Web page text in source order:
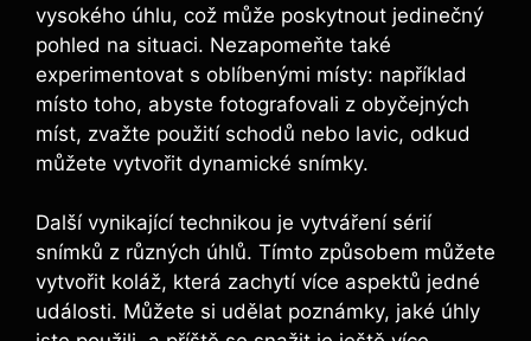
vysokého úhlu, což může poskytnout jedinečný
pohled na situaci. Nezapomeňte také
experimentovat s oblíbenými místy: například
místo toho, abyste fotografovali z obyčejných
míst, zvažte použití schodů nebo lavic, odkud
můžete vytvořit dynamické snímky.
Další vynikající technikou je vytváření sérií
snímků z různých úhlů. Tímto způsobem můžete
vytvořit koláž, která zachytí více aspektů jedné
události. Můžete si udělat poznámky, jaké úhly